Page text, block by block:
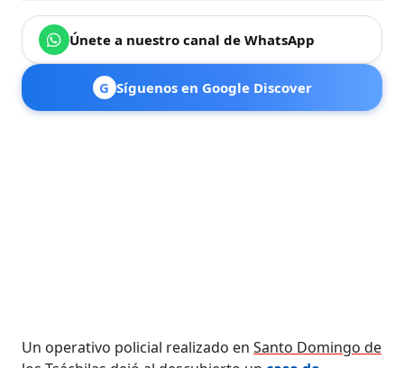
Únete a nuestro canal de WhatsApp
G Síguenos en Google Discover
Un operativo policial realizado enSanto Domingo de